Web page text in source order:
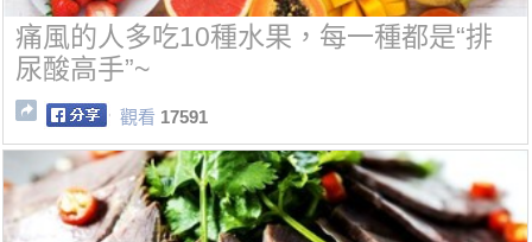
痛風的人多吃10種水果，每一種都是“排
尿酸高手”~
觀看 17591